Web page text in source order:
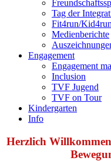
Tag der
Fit4run/Kid4run
Medienberichte
Engagement
Engagement
Inclusion
TVF Jugend
TVF on Tour
Kindergarten
Info
Herzlich